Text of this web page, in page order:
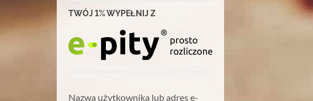
TWÓJ 1% WYPEŁNIJ Z
Nazwa użytkownika lub adres e-